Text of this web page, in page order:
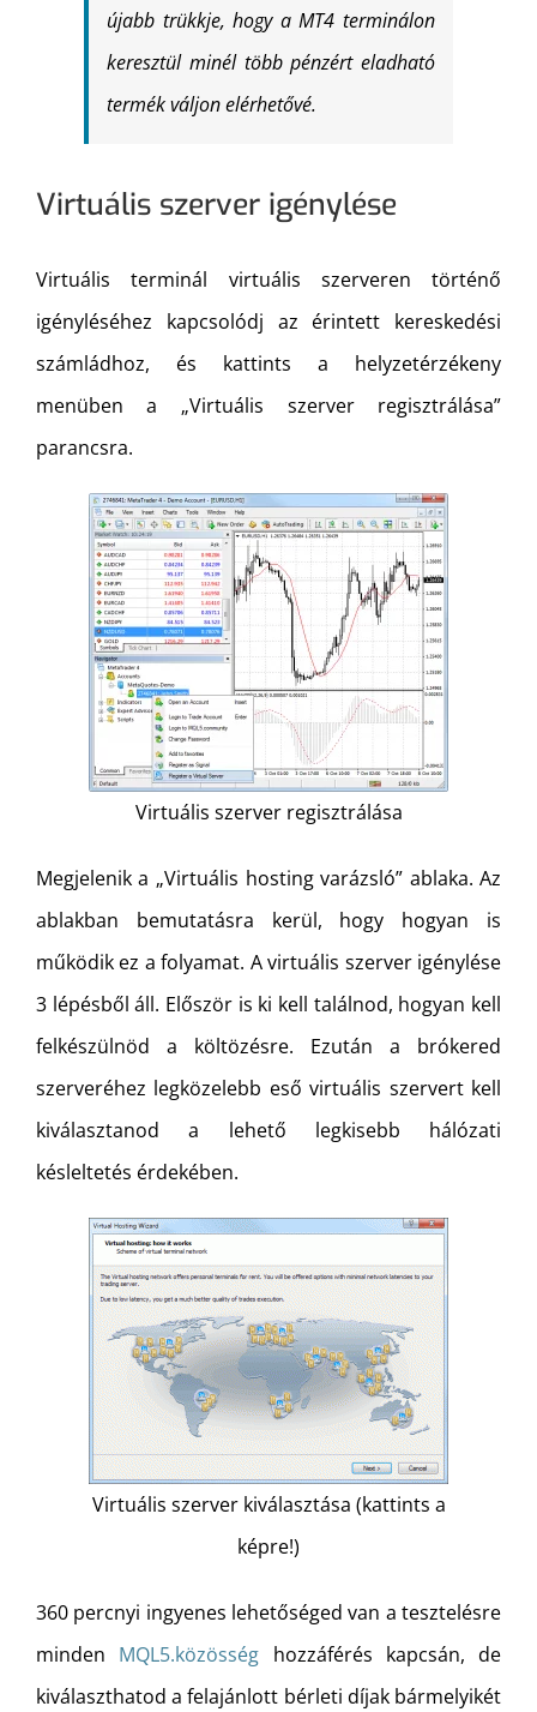
újabb trükkje, hogy a MT4 terminálon
keresztül minél több pénzért eladható
termék váljon elérhetővé.
Virtuális szerver igénylése
Virtuális terminál virtuális szerveren történő
igényléséhez kapcsolódj az érintett kereskedési
számládhoz, és kattints a helyzetérzékeny
menüben a „Virtuális szerver regisztrálása”
parancsra.
Virtuális szerver regisztrálása
Megjelenik a „Virtuális hosting varázsló” ablaka. Az
ablakban bemutatásra kerül, hogy hogyan is
működik ez a folyamat. A virtuális szerver igénylése
3 lépésből áll. Először is ki kell találnod, hogyan kell
felkészülnöd a költözésre. Ezután a brókered
szerveréhez legközelebb eső virtuális szervert kell
kiválasztanod a lehető legkisebb hálózati
késleltetés érdekében.
Virtuális szerver kiválasztása (kattints a
képre!)
360 percnyi ingyenes lehetőséged van a tesztelésre
minden MQL5.közösség hozzáférés kapcsán, de
kiválaszthatod a felajánlott bérleti díjak bármelyikét